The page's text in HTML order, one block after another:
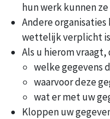
hun werk kunnen
Andere
wettelijk verplicht
Als u hierom
welke gegevens
waarvoor deze
wat er met uw
Kloppen uw